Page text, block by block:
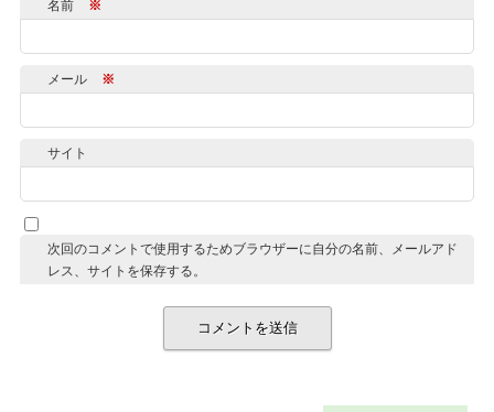
名前 ※
メール ※
サイト
次回のコメントで使用するためブラウザーに自分の名前、メールアド
レス、サイトを保存する。